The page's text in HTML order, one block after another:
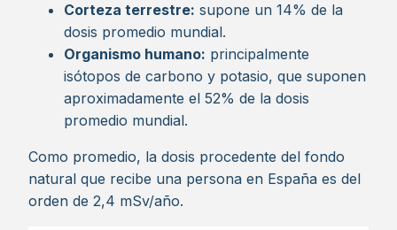
Corteza terrestre: supone un 14% de la
dosis promedio mundial.
Organismo humano: principalmente
isótopos de carbono y potasio, que suponen
aproximadamente el 52% de la dosis
promedio mundial.
Como promedio, la dosis procedente del fondo
natural que recibe una persona en España es del
orden de 2,4 mSv/año.